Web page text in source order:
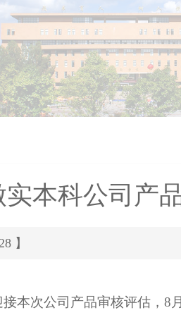
本科公司产
】
本次公司产品审核评估，8